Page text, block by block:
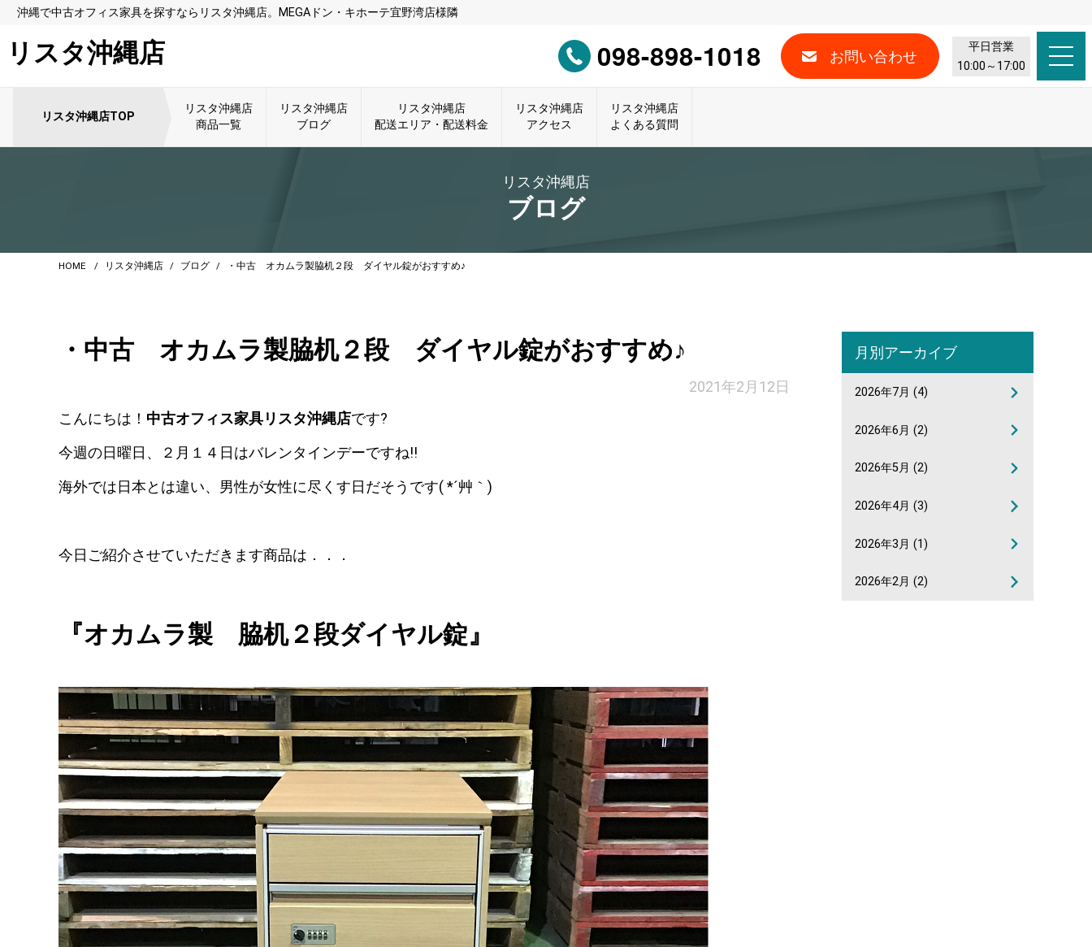
沖縄で中古オフィス家具を探すならリスタ沖縄店。MEGAドン・キホーテ宜野湾店様隣
リスタ沖縄店 098-898-1018 お問い合わせ
平日営業
10:00～17:00
リスタ沖縄店TOP
リスタ沖縄店
商品一覧
リスタ沖縄店
ブログ
リスタ沖縄店
配送エリア・配送料金
リスタ沖縄店
アクセス
リスタ沖縄店
よくある質問
リスタ沖縄店
ブログ
HOME リスタ沖縄店 ブログ ・中古 オカムラ製脇机２段 ダイヤル錠がおすすめ♪
・中古 オカムラ製脇机２段 ダイヤル錠がおすすめ♪
2021年2月12日
こんにちは！ 中古オフィス家具リスタ沖縄店です?
今週の日曜日、２月１４日はバレンタインデーですね!!
海外では日本とは違い、男性が女性に尽くす日だそうです( *´艸｀)
今日ご紹介させていただきます商品は．．．
『オカムラ製 脇机２段ダイヤル錠』
月別アーカイブ
2026年7月 (4)
2026年6月 (2)
2026年5月 (2)
2026年4月 (3)
2026年3月 (1)
2026年2月 (2)